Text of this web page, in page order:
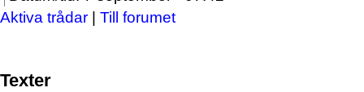
Aktiva trådar | Till forumet
Texter